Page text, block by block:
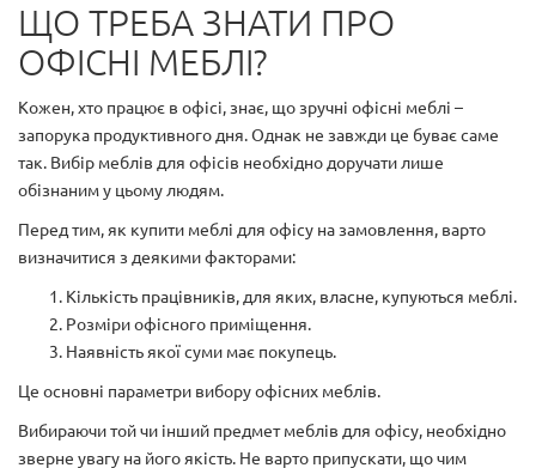
ЩО ТРЕБА ЗНАТИ ПРО
ОФІСНІ МЕБЛІ?
Кожен, хто працює в офісі, знає, що зручні офісні меблі –
запорука продуктивного дня. Однак не завжди це буває саме
так. Вибір меблів для офісів необхідно доручати лише
обізнаним у цьому людям.
Перед тим, як купити меблі для офісу на замовлення, варто
визначитися з деякими факторами:
Кількість працівників, для яких, власне, купуються меблі.
Розміри офісного приміщення.
Наявність якої суми має покупець.
Це основні параметри вибору офісних меблів.
Вибираючи той чи інший предмет меблів для офісу, необхідно
зверне увагу на його якість. Не варто припускати, що чим